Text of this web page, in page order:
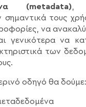
(metadata),
σημαντικά τους
να
γενικότερα να
των
οδηγό θα δούμε: